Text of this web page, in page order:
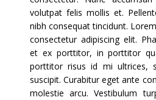
volutpat felis mollis et.
nibh consequat tincidunt.
consectetur adipiscing elit.
et ex porttitor, in porttitor
porttitor risus id mi ultrices,
suscipit. Curabitur eget ante
molestie arcu. Vestibulum